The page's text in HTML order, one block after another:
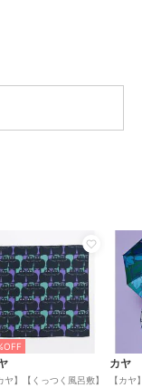
ヤ】【くっつく風呂敷】
カヤ
【カ